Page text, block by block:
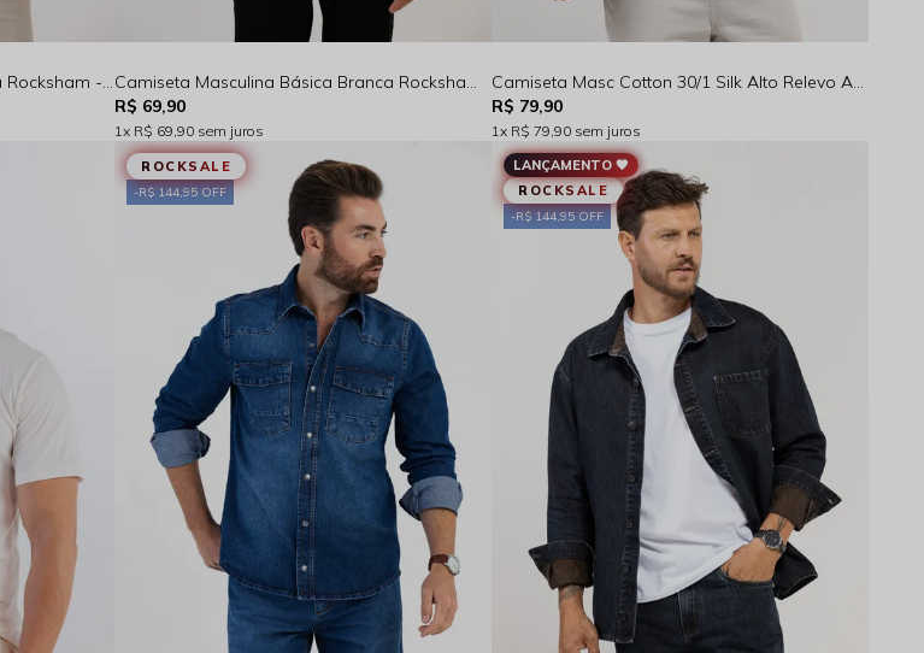
R$ 69,90
1x R$ 69,90 sem juros
R$ 79,90
1x R$ 79,90 sem juros
R$ 144,95 OFF
ROCKSALE
R$ 144,95 OFF
ROCKSALE
LANÇAMENTO 🖤